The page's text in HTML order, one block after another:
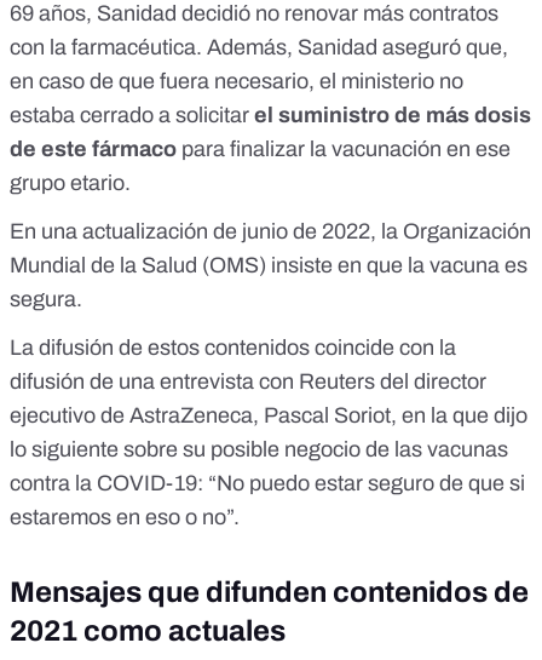
69 años, Sanidad decidió no renovar más contratos
con la farmacéutica. Además, Sanidad aseguró que,
en caso de que fuera necesario, el ministerio no
estaba cerrado a solicitar el suministro de más dosis
de este fármaco para finalizar la vacunación en ese
grupo etario.
En una actualización de junio de 2022, la Organización
Mundial de la Salud (OMS) insiste en que la vacuna es
segura.
La difusión de estos contenidos coincide con la
difusión de una entrevista con Reuters del director
ejecutivo de AstraZeneca, Pascal Soriot, en la que dijo
lo siguiente sobre su posible negocio de las vacunas
contra la COVID-19: “No puedo estar seguro de que si
estaremos en eso o no”.
Mensajes que difunden contenidos de
2021 como actuales